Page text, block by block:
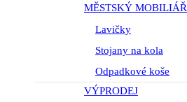
MĚSTSKÝ MOBILIÁŘ
Lavičky
Stojany na kola
Odpadkové koše
VÝPRODEJ